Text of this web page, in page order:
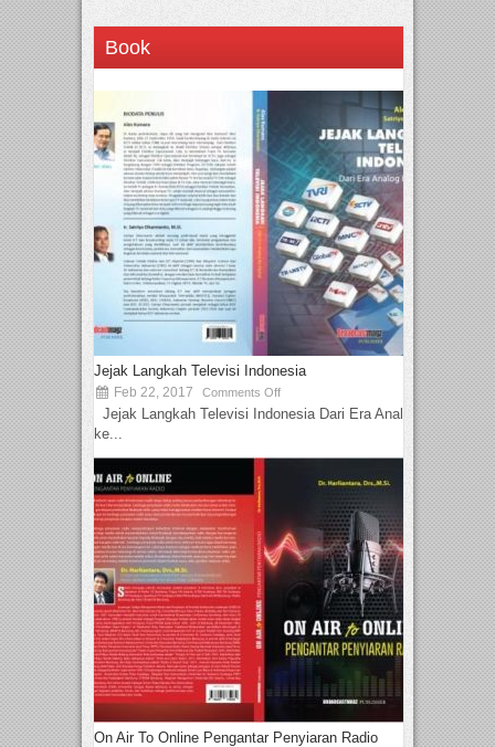
Book
Jejak Langkah Televisi Indonesia
Feb 22, 2017 Comments Off
Jejak Langkah Televisi Indonesia Dari Era Analog
ke...
On Air To Online Pengantar Penyiaran Radio